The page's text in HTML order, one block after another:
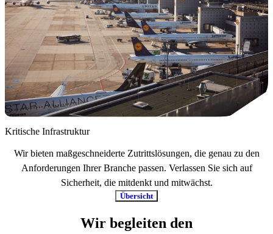
Kritische Infrastruktur
Wir bieten maßgeschneiderte Zutrittslösungen, die genau zu den
Anforderungen Ihrer Branche passen. Verlassen Sie sich auf
Sicherheit, die mitdenkt und mitwächst.
Übersicht
Wir begleiten den